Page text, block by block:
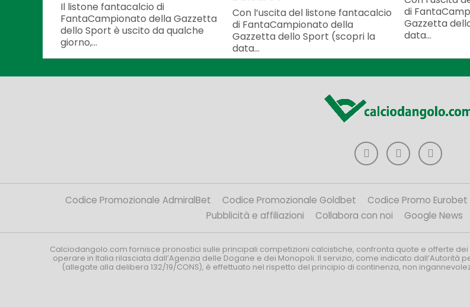
Il listone fantacalcio di
FantaCampionato della Gazzetta
dello Sport è uscito da qualche
giorno,...
Con l’uscita del listone fantacalcio
di FantaCampionato della
Gazzetta dello Sport (scopri la
data...
di
Gazzetta
data...
Codice Promozionale AdmiralBet Codice Promozionale Goldbet Codice Promo Eurobet
Pubblicità e affiliazioni
Collabora con noi Google News
Calciodangolo.com fornisce pronostici sulle principali competizioni calcistiche, confronta quote e offerte
operare in Italia rilasciata dall’Agenzia delle Dogane e dei Monopoli. Il servizio, come indicato dall’Autorità
(allegate alla delibera 132/19/CONS), è effettuato nel rispetto del principio di continenza, non